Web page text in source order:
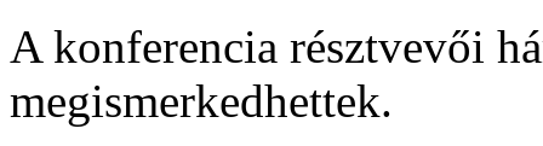
A konferencia résztvevői
megismerkedhettek.